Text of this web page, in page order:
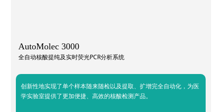
AutoMolec 3000
全自动核酸提纯及实时荧光PCR分析系统
创新性地实现了单个样本随来随检以及提取、扩增完全自动化，为医
学实验室提供了更加便捷、高效的核酸检测产品。